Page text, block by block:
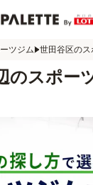
ツジム 世田谷区のス
のスポー